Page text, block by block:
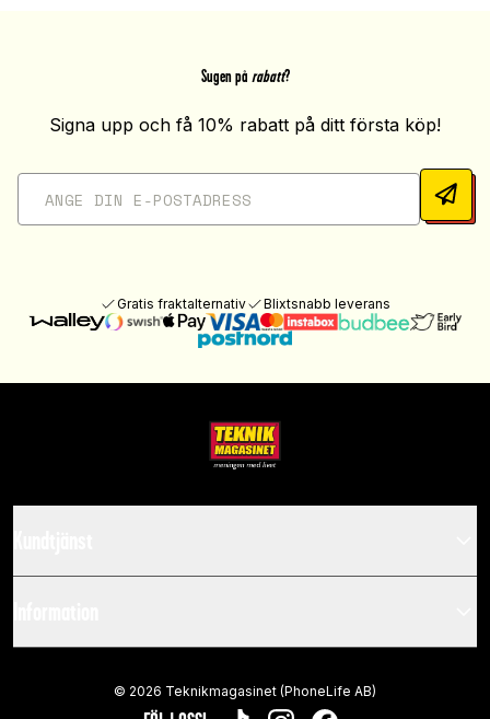
Sugen på rabatt?
Signa upp och få 10% rabatt på ditt första köp!
Gratis fraktalternativ Blixtsnabb leverans
© 2026 Teknikmagasinet (PhoneLife AB)